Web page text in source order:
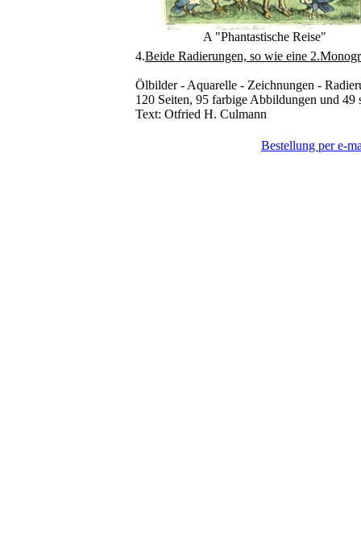
A "Phantastische Reise"
4.Beide Radierungen, so wie eine
Ölbilder - Aquarelle - Zeichnungen -
120 Seiten, 95 farbige Abbildungen und
Text: Otfried H. Culmann
Bestellung per e-